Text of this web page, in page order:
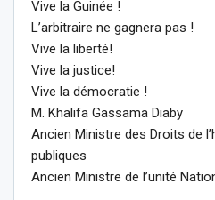
Vive la Guinée !
L’arbitraire ne gagnera pas !
Vive la liberté!
Vive la justice!
Vive la démocratie !
M. Khalifa Gassama Diaby
Ancien Ministre des Droits de
publiques
Ancien Ministre de l’unité